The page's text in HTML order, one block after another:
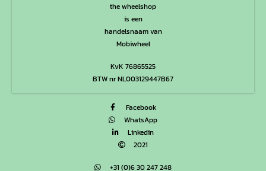
the wheelshop
is een
handelsnaam van
Mobiwheel
KvK 76865525
BTW nr NL003129447B67
Facebook
WhatsApp
Linkedin
2021
+31 (0)6 30 247 248